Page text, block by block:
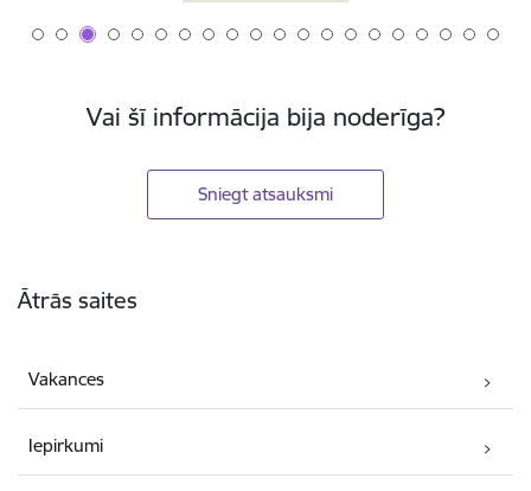
Vai šī informācija bija noderīga?
Sniegt atsauksmi
Ātrās saites
Vakances
Iepirkumi